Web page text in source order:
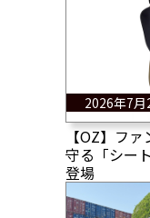
2026年7月
【OZ】フ
守る「シー
登場